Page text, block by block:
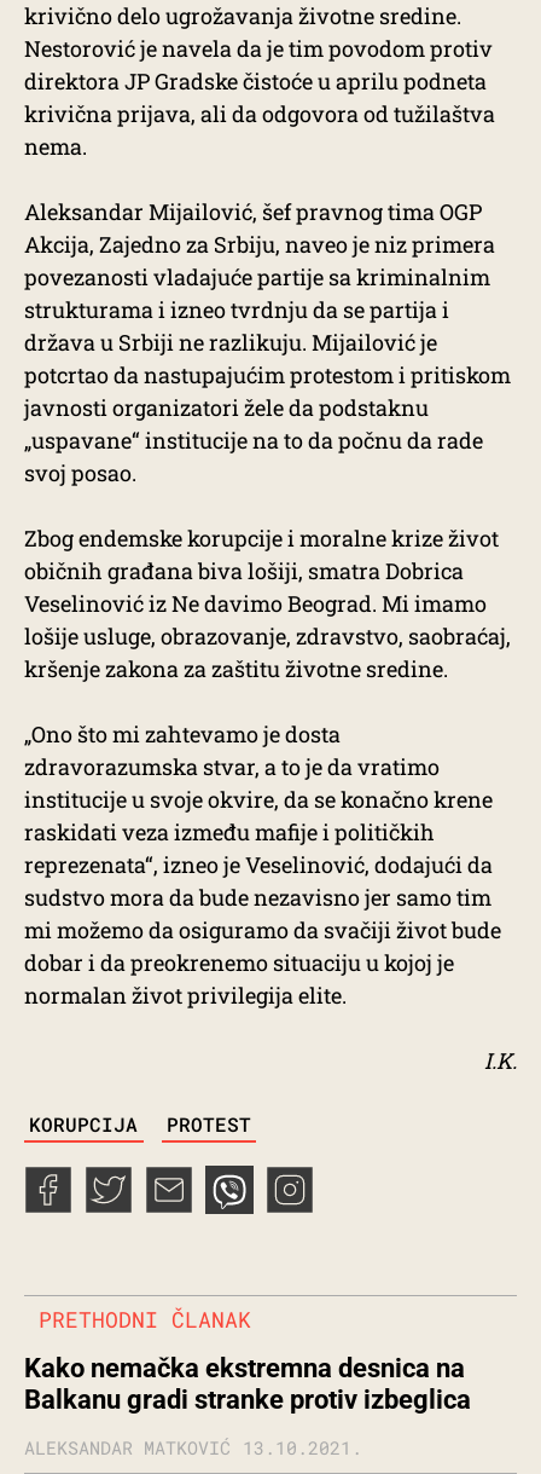
krivično delo ugrožavanja životne sredine.
Nestorović je navela da je tim povodom protiv
direktora JP Gradske čistoće u aprilu podneta
krivična prijava, ali da odgovora od tužilaštva
nema.
Aleksandar Mijailović, šef pravnog tima OGP
Akcija, Zajedno za Srbiju, naveo je niz primera
povezanosti vladajuće partije sa kriminalnim
strukturama i izneo tvrdnju da se partija i
država u Srbiji ne razlikuju. Mijailović je
potcrtao da nastupajućim protestom i pritiskom
javnosti organizatori žele da podstaknu
„uspavane“ institucije na to da počnu da rade
svoj posao.
Zbog endemske korupcije i moralne krize život
običnih građana biva lošiji, smatra Dobrica
Veselinović iz Ne davimo Beograd. Mi imamo
lošije usluge, obrazovanje, zdravstvo, saobraćaj,
kršenje zakona za zaštitu životne sredine.
„Ono što mi zahtevamo je dosta
zdravorazumska stvar, a to je da vratimo
institucije u svoje okvire, da se konačno krene
raskidati veza između mafije i političkih
reprezenata“, izneo je Veselinović, dodajući da
sudstvo mora da bude nezavisno jer samo tim
mi možemo da osiguramo da svačiji život bude
dobar i da preokrenemo situaciju u kojoj je
normalan život privilegija elite.
I.K.
KORUPCIJA PROTEST
PRETHODNI ČLANAK
Kako nemačka ekstremna desnica na
Balkanu gradi stranke protiv izbeglica
ALEKSANDAR MATKOVIĆ 13.10.2021.